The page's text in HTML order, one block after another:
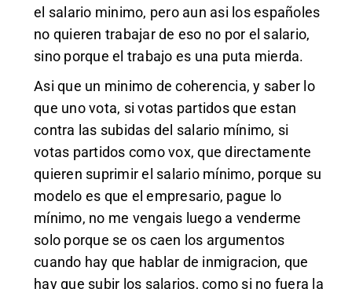
el salario minimo, pero aun asi los españoles
no quieren trabajar de eso no por el salario,
sino porque el trabajo es una puta mierda.
Asi que un minimo de coherencia, y saber lo
que uno vota, si votas partidos que estan
contra las subidas del salario mínimo, si
votas partidos como vox, que directamente
quieren suprimir el salario mínimo, porque su
modelo es que el empresario, pague lo
mínimo, no me vengais luego a venderme
solo porque se os caen los argumentos
cuando hay que hablar de inmigracion, que
hay que subir los salarios, como si no fuera la